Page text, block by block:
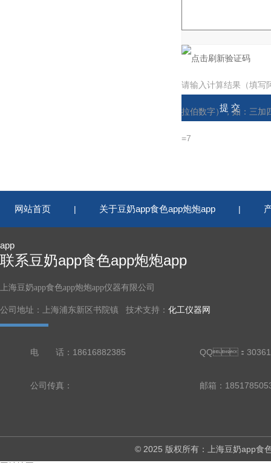
请输入计算结果（填写
拉伯数字），如：三加
=7
网站首页 | 关于豆奶app食色app炮炮app |
app
联系豆奶app食色app炮炮app
上海豆奶app食色app炮炮app仪器有限公司
公司地址：上海浦东新区书院镇 技术支持： 化工仪器网
电 话：18616882385 QQ：
公司传真： 邮箱：
© 2025 版权所有：上海豆奶